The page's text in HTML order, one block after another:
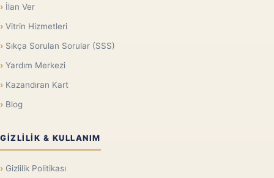
İlan Ver
Vitrin Hizmetleri
Sıkça Sorulan Sorular (SSS)
Yardım Merkezi
Kazandıran Kart
Blog
GIZLILIK & KULLANIM
Gizlilik Politikası